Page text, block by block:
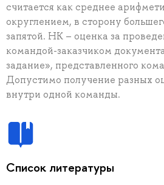
считается как среднее
округлением, в сторону
запятой. НК – оценка за
командой-заказчиком
задание», представленного
Допустимо получение разных
внутри одной команды.
Список литературы